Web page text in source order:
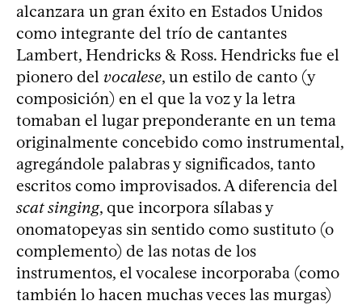
alcanzara un gran éxito en Estados Unidos
como integrante del trío de cantantes
Lambert, Hendricks & Ross. Hendricks fue el
pionero del vocalese, un estilo de canto (y
composición) en el que la voz y la letra
tomaban el lugar preponderante en un tema
originalmente concebido como instrumental,
agregándole palabras y significados, tanto
escritos como improvisados. A diferencia del
scat singing, que incorpora sílabas y
onomatopeyas sin sentido como sustituto (o
complemento) de las notas de los
instrumentos, el vocalese incorporaba (como
también lo hacen muchas veces las murgas)